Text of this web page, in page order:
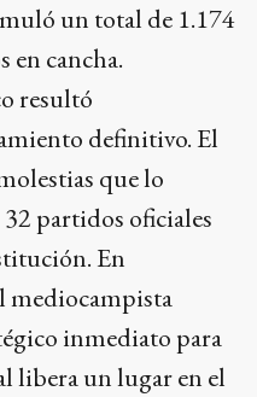
un total de 1.174
en cancha.
resultó
definitivo. El
que lo
partidos oficiales
En
mediocampista
inmediato para
libera un lugar en el